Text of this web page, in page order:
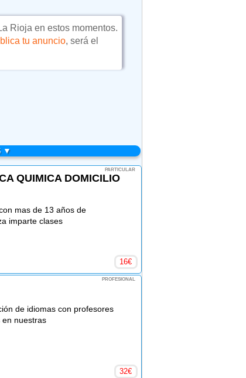
Rioja en estos momentos.
tu anuncio, será el
▼
PARTICULAR
QUIMICA DOMICILIO
mas de 13 años de
imparte clases
16€
PROFESIONAL
de idiomas con profesores
en nuestras
32€